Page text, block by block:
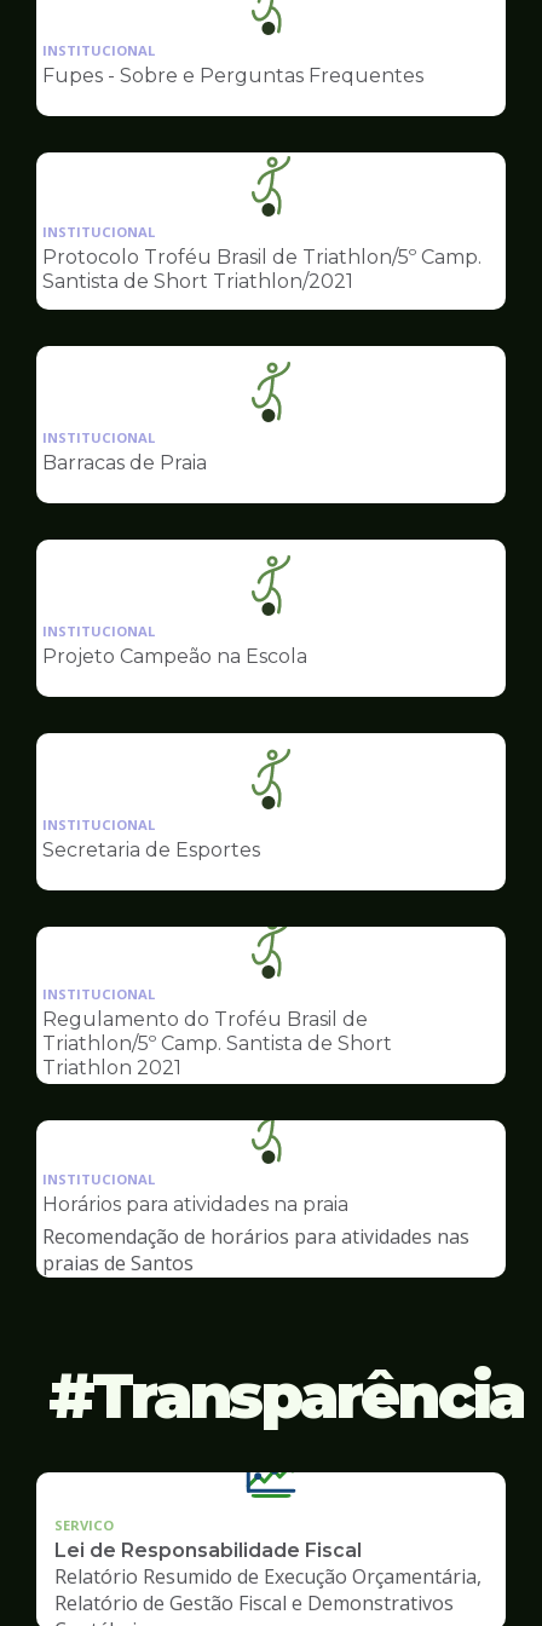
Ilustração
da
pagina
Esportes
INSTITUCIONAL
Fupes - Sobre e Perguntas Frequentes
Ilustração
da
pagina
de
Esportes
INSTITUCIONAL
Protocolo Troféu Brasil de Triathlon/5º Camp.
Santista de Short Triathlon/2021
Ilustração
da
Esportes
INSTITUCIONAL
Barracas de Praia
Ilustração
da
pagina
Esportes
INSTITUCIONAL
Projeto Campeão na Escola
Ilustração
da
Esportes
INSTITUCIONAL
Secretaria de Esportes
Ilustração
da
pagina
de
INSTITUCIONAL
Regulamento do Troféu Brasil de
Triathlon/5º Camp. Santista de Short
Triathlon 2021
Ilustração
da
pagina
Esportes
INSTITUCIONAL
Horários para atividades na praia
Recomendação de horários para atividades nas
praias de Santos
Transparência
SERVICO
Lei de Responsabilidade Fiscal
Relatório Resumido de Execução Orçamentária,
Relatório de Gestão Fiscal e Demonstrativos